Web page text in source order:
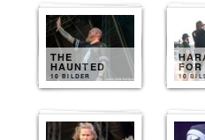
THE
HAUNTED
10 BILDER
FOR
10